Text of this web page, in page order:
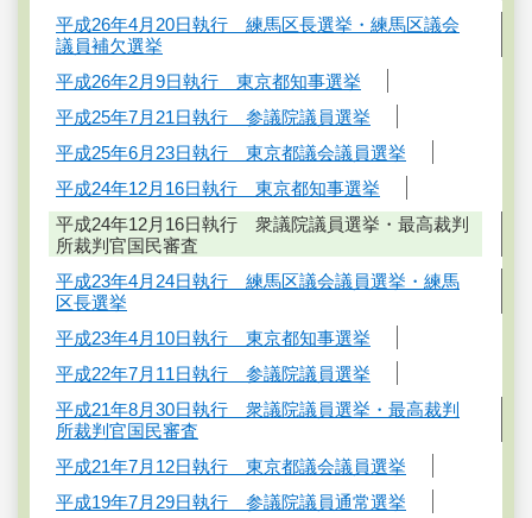
平成26年4月20日執行 練馬区長選挙・練馬区議会
議員補欠選挙
平成26年2月9日執行 東京都知事選挙
平成25年7月21日執行 参議院議員選挙
平成25年6月23日執行 東京都議会議員選挙
平成24年12月16日執行 東京都知事選挙
平成24年12月16日執行 衆議院議員選挙・最高裁判
所裁判官国民審査
平成23年4月24日執行 練馬区議会議員選挙・練馬
区長選挙
平成23年4月10日執行 東京都知事選挙
平成22年7月11日執行 参議院議員選挙
平成21年8月30日執行 衆議院議員選挙・最高裁判
所裁判官国民審査
平成21年7月12日執行 東京都議会議員選挙
平成19年7月29日執行 参議院議員通常選挙